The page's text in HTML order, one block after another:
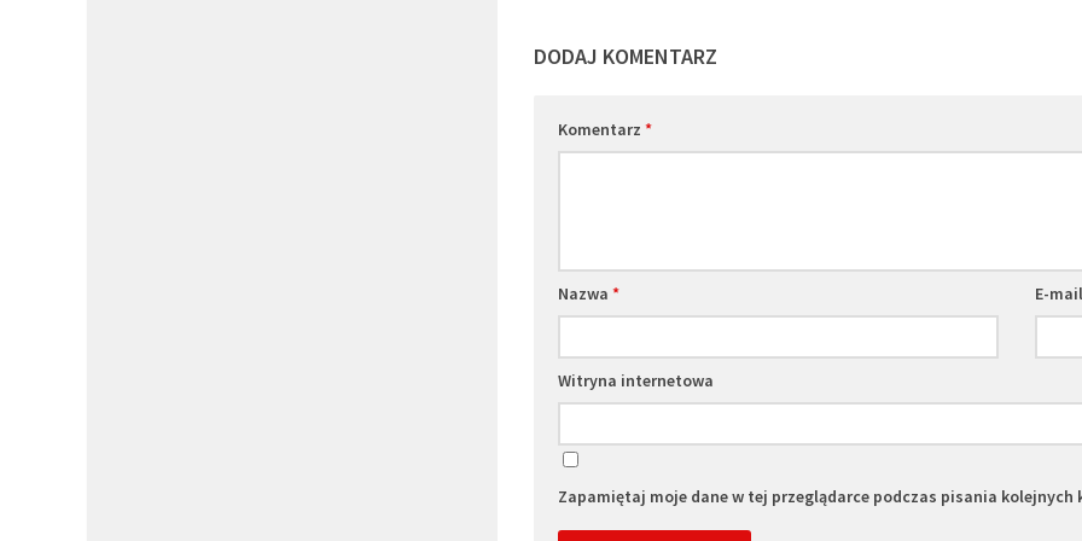
DODAJ KOMENTARZ
Komentarz *
Nazwa * E-
Witryna internetowa
Zapamiętaj moje dane w tej przeglądarce podczas pisania kolejnych